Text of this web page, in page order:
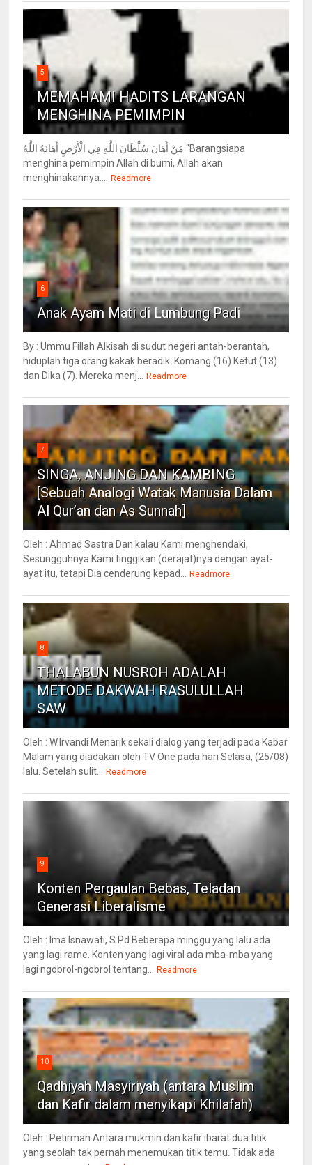
5
MEMAHAMI HADITS LARANGAN
MENGHINA PEMIMPIN
مَنْ أَهَانَ سُلْطَانَ اللَّهِ فِي الْأَرْضِ أَهَانَهُ اللَّهُ "Barangsiapa
menghina pemimpin Allah di bumi, Allah akan
menghinakannya....
Readmore
6
Anak Ayam Mati di Lumbung Padi
By : Ummu Fillah Alkisah di sudut negeri antah-berantah,
hiduplah tiga orang kakak beradik. Komang (16) Ketut (13)
dan Dika (7). Mereka menj...
Readmore
7
SINGA, ANJING DAN KAMBING
[Sebuah Analogi Watak Manusia Dalam
Al Qur’an dan As Sunnah]
Oleh : Ahmad Sastra Dan kalau Kami menghendaki,
Sesungguhnya Kami tinggikan (derajat)nya dengan ayat-
ayat itu, tetapi Dia cenderung kepad...
Readmore
8
THALABUN NUSROH ADALAH
METODE DAKWAH RASULULLAH
SAW
Oleh : W.Irvandi Menarik sekali dialog yang terjadi pada Kabar
Malam yang diadakan oleh TV One pada hari Selasa, (25/08)
lalu. Setelah sulit...
Readmore
9
Konten Pergaulan Bebas, Teladan
Generasi Liberalisme
Oleh : Ima Isnawati, S.Pd Beberapa minggu yang lalu ada
yang lagi rame. Konten yang lagi viral ada mba-mba yang
lagi ngobrol-ngobrol tentang...
Readmore
10
Qadhiyah Masyiriyah (antara Muslim
dan Kafir dalam menyikapi Khilafah)
Oleh : Petirman Antara mukmin dan kafir ibarat dua titik
yang seolah tak pernah menemukan titik temu. Tidak ada